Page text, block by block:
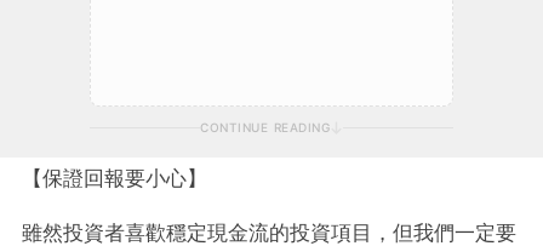
CONTINUE READING
【保證回報要小心】
雖然投資者喜歡穩定現金流的投資項目，但我們一定要